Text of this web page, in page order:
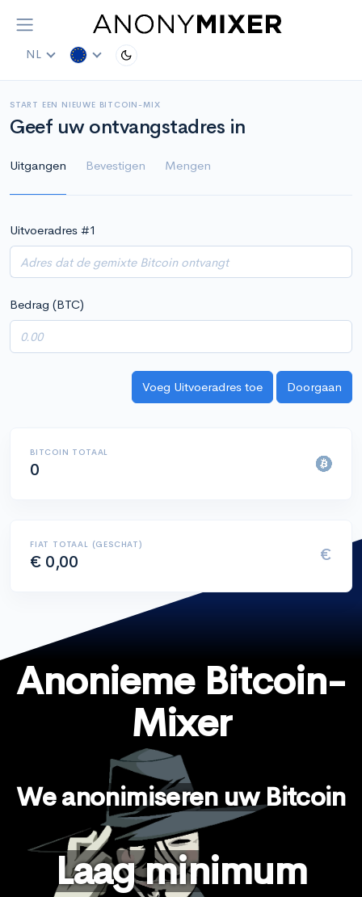
NL
START EEN NIEUWE BITCOIN-MIX
Geef uw ontvangstadres in
Uitgangen Bevestigen Mengen
Uitvoeradres #1
Bedrag (BTC)
BITCOIN TOTAAL
0
FIAT TOTAAL (GESCHAT)
€ 0,00 €
Anonieme Bitcoin-
Mixer
We anonimiseren uw Bitcoin
Laag minimum